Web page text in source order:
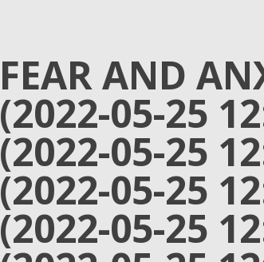
FEAR AND
(2022-05-25
(2022-05-25
(2022-05-25
(2022-05-25